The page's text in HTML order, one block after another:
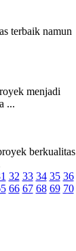
terbaik namun
menjadi
...
berkualitas
32 33 34 35 36
66 67 68 69 70